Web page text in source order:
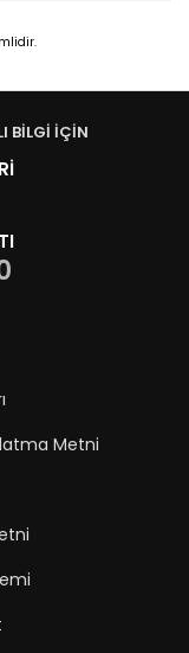
BİLGİ İÇİN
Metni